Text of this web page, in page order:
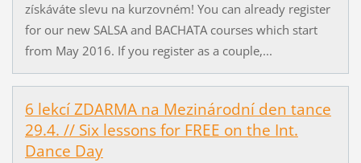
získáváte slevu na kurzovném! You can already register
for our new SALSA and BACHATA courses which start
from May 2016. If you register as a couple,...
6 lekcí ZDARMA na Mezinárodní den tance
29.4. // Six lessons for FREE on the Int.
Dance Day